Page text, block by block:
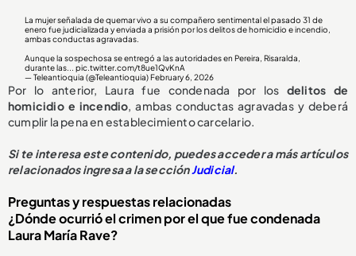
La mujer señalada de quemar vivo a su compañero sentimental el pasado 31 de
enero fue judicializada y enviada a prisión por los delitos de homicidio e incendio,
ambas conductas agravadas.
Aunque la sospechosa se entregó a las autoridades en Pereira, Risaralda,
durante las...pic.twitter.com/t8ue1QvKnA
— Teleantioquia (@Teleantioquia) February 6, 2026
Por lo anterior, Laura fue condenada por los delitos de
homicidio e incendio, ambas conductas agravadas y deberá
cumplir la pena en establecimiento carcelario.
Si te interesa este contenido, puedes acceder a más artículos
relacionados ingresa a la secciónJudicial.
Preguntas y respuestas relacionadas
¿Dónde ocurrió el crimen por el que fue condenada
Laura María Rave?